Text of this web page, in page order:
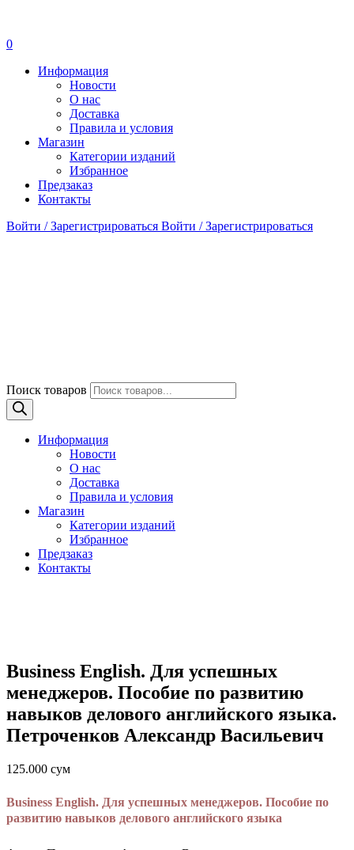
0
Информация
Новости
О нас
Доставка
Правила и условия
Магазин
Категории изданий
Избранное
Предзаказ
Контакты
Войти / Зарегистрироваться Войти / Зарегистрироваться
Поиск товаров
Информация
Новости
О нас
Доставка
Правила и условия
Магазин
Категории изданий
Избранное
Предзаказ
Контакты
Business English. Для успешных
менеджеров. Пособие по развитию
навыков делового английского языка.
Петроченков Александр Васильевич
125.000 сум
Business English. Для успешных менеджеров. Пособие по
развитию навыков делового английского языка